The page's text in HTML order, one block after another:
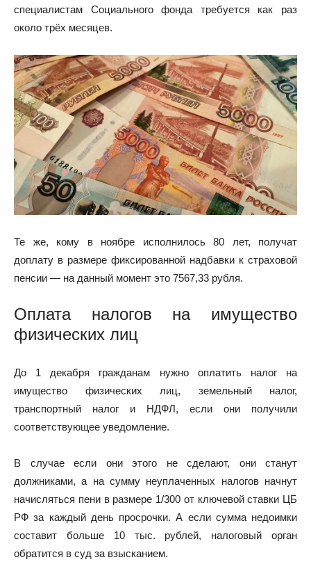
специалистам Социального фонда требуется как раз
около трёх месяцев.
Те же, кому в ноябре исполнилось 80 лет, получат
доплату в размере фиксированной надбавки к страховой
пенсии — на данный момент это 7567,33 рубля.
Оплата налогов на имущество
физических лиц
До 1 декабря гражданам нужно оплатить налог на
имущество физических лиц, земельный налог,
транспортный налог и НДФЛ, если они получили
соответствующее уведомление.
В случае если они этого не сделают, они станут
должниками, а на сумму неуплаченных налогов начнут
начисляться пени в размере 1/300 от ключевой ставки ЦБ
РФ за каждый день просрочки. А если сумма недоимки
составит больше 10 тыс. рублей, налоговый орган
обратится в суд за взысканием.